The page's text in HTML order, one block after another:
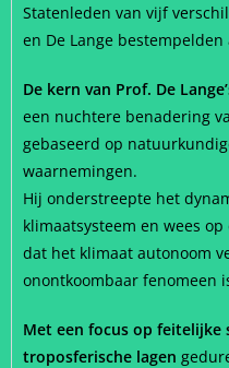
Statenleden van vijf
en De Lange bestempelden
De kern van Prof. De
een nuchtere benadering
gebaseerd op
waarnemingen.
Hij onderstreepte het
klimaatsysteem en wees
dat het klimaat autonoom
onontkoombaar fenomeen
Met een focus op feitelijke
troposferische lagen